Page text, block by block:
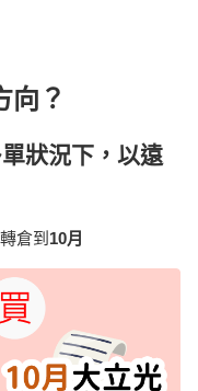
向？
狀況下，以遠
倉到 10月